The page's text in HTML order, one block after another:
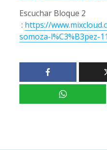
Escuchar Bloque 2
: https://
somoza-l%C3%B3pez-